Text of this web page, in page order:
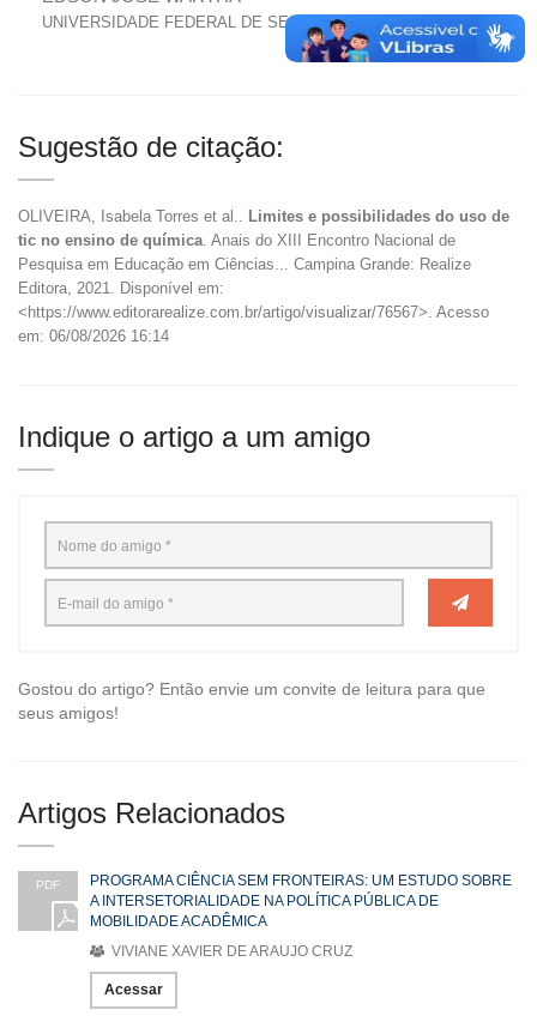
UNIVERSIDADE FEDERAL DE SERGIPE
Sugestão de citação:
OLIVEIRA, Isabela Torres et al.. Limites e possibilidades do uso de
tic no ensino de química. Anais do XIII Encontro Nacional de
Pesquisa em Educação em Ciências... Campina Grande: Realize
Editora, 2021. Disponível em:
<https://www.editorarealize.com.br/artigo/visualizar/76567>. Acesso
em: 06/08/2026 16:14
Indique o artigo a um amigo
Gostou do artigo? Então envie um convite de leitura para que
seus amigos!
Artigos Relacionados
PDF
PROGRAMA CIÊNCIA SEM FRONTEIRAS: UM ESTUDO SOBRE
A INTERSETORIALIDADE NA POLÍTICA PÚBLICA DE
MOBILIDADE ACADÊMICA
VIVIANE XAVIER DE ARAUJO CRUZ
Acessar